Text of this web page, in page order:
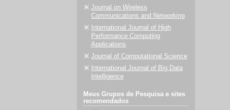
Journal on Wireless
Communications and Networking
International Journal of High
Performance Computing
Applications
Journal of Computational Science
International Journal of Big Data
Intelligence
Meus Grupos de Pesquisa e sites
recomendados